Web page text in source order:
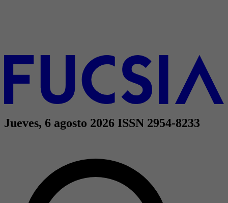
Jueves, 6 agosto 2026 ISSN 2954-8233